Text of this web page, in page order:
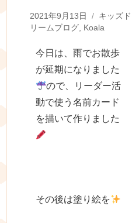
Posted
on
2021年9月13日 Categories
キッズド
リームブログ, Koala
今日は、雨でお散歩
が延期になりました
ので、リーダー活
動で使う名前カード
を描いて作りました
その後は塗り絵を